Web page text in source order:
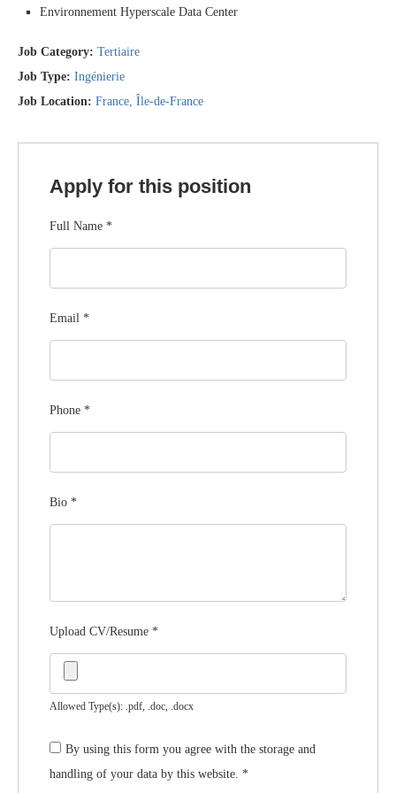
Environnement Hyperscale Data Center
Job Category: Tertiaire
Job Type: Ingénierie
Job Location: France Île-de-France
Apply for this position
Full Name *
Email *
Phone *
Bio *
Upload CV/Resume *
Allowed Type(s): .pdf, .doc, .docx
By using this form you agree with the storage and
handling of your data by this website. *